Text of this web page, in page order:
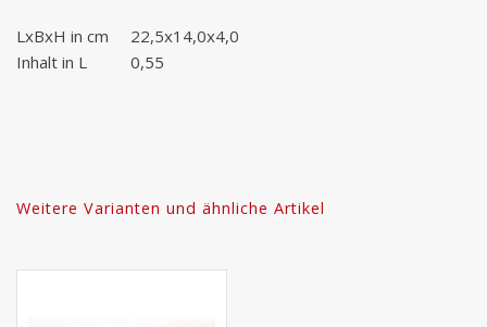
LxBxH in cm
22,5x14,0x4,0
Inhalt in L
0,55
Weitere Varianten und ähnliche Artikel